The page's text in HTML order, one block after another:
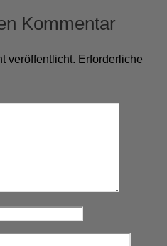
Kommentar
veröffentlicht. Erforderliche